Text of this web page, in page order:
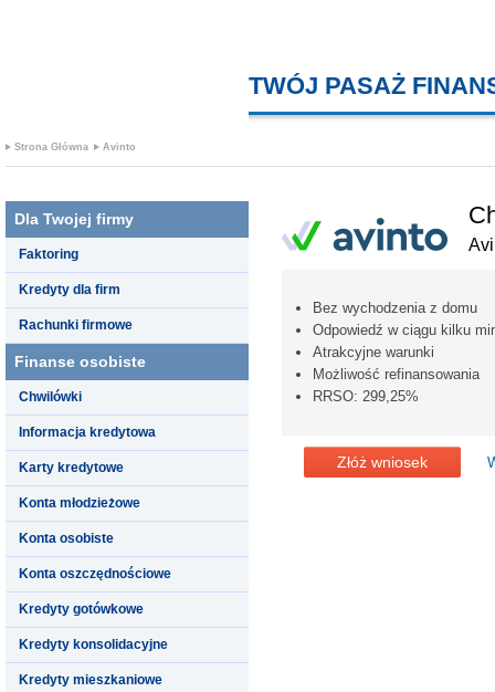
TWÓJ PASAŻ
Strona Główna Avinto
Dla Twojej firmy
Faktoring
Kredyty dla firm
Rachunki firmowe
Finanse osobiste
Chwilówki
Informacja kredytowa
Karty kredytowe
Konta młodzieżowe
Konta osobiste
Konta oszczędnościowe
Kredyty gotówkowe
Kredyty konsolidacyjne
Kredyty mieszkaniowe
Bez wychodzenia z domu
Odpowiedź w ciągu kilku
Atrakcyjne warunki
Możliwość refinansowania
RRSO: 299,25%
Złóż wniosek